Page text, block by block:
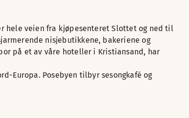
hele veien fra kjøpesenteret Slottet og ned til
nisjebutikkene, bakeriene og
på et av våre hoteller i Kristiansand, har
Europa. Posebyen tilbyr sesongkafé og